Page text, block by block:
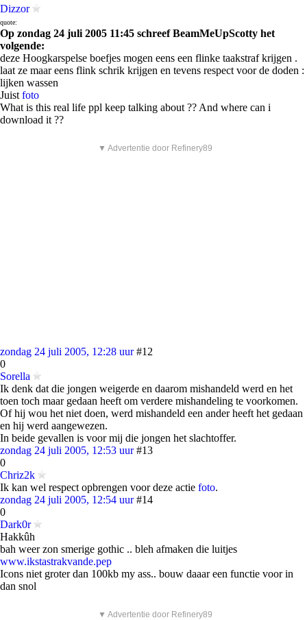
Dizzor
quote:
Op zondag 24 juli 2005 11:45 schreef BeamMeUpScotty het
volgende:
deze Hoogkarspelse boefjes mogen eens een flinke taakstraf krijgen .
laat ze maar eens flink schrik krijgen en tevens respect voor de doden :
lijken wassen
Juist foto
What is this real life ppl keep talking about ?? And where can i
download it ??
▼ Advertentie door Refinery89
zondag 24 juli 2005, 12:28 uur #12
0
Sorella
Ik denk dat die jongen weigerde en daarom mishandeld werd en het
toen toch maar gedaan heeft om verdere mishandeling te voorkomen.
Of hij wou het niet doen, werd mishandeld een ander heeft het gedaan
en hij werd aangewezen.
In beide gevallen is voor mij die jongen het slachtoffer.
zondag 24 juli 2005, 12:53 uur #13
0
Chriz2k
Ik kan wel respect opbrengen voor deze actie foto.
zondag 24 juli 2005, 12:54 uur #14
0
Dark0r
Hakkûh
bah weer zon smerige gothic .. bleh afmaken die luitjes
www.ikstastrakvande.pep
Icons niet groter dan 100kb my ass.. bouw daaar een functie voor in
dan snol
▼ Advertentie door Refinery89